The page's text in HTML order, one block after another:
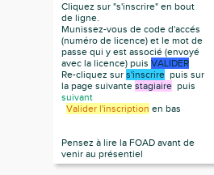
Cliquez sur "s'inscrire" en bout
de ligne.
Munissez-vous de code d'accés
(numéro de licence) et le mot de
passe qui y est associé (envoyé
avec la licence) puis VALIDER
Re-cliquez sur s'inscrire puis sur
la page suivante stagiaire puis
suivant
Valider l'inscription en bas
Pensez à lire la FOAD avant de
venir au présentiel